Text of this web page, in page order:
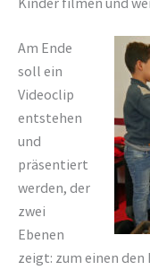
Am Ende
soll ein
Videoclip
entstehen
und
präsentiert
werden, der
zwei
Ebenen
zeigt: zum einen den